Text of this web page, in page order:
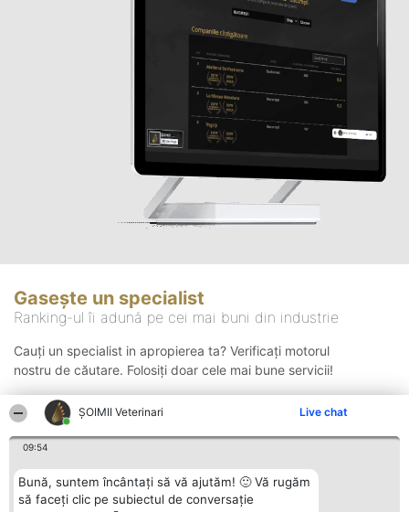
ȘOIMII Veterinari Live chat
09:54
Bună, suntem încântați să vă ajutăm! 🙂 Vă rugăm
să faceți clic pe subiectul de conversație
Gasește un specialist
Ranking-ul îi adună pe cei mai buni din industrie
Cauți un specialist in apropierea ta? Verificați motorul
nostru de căutare. Folosiți doar cele mai bune servicii!